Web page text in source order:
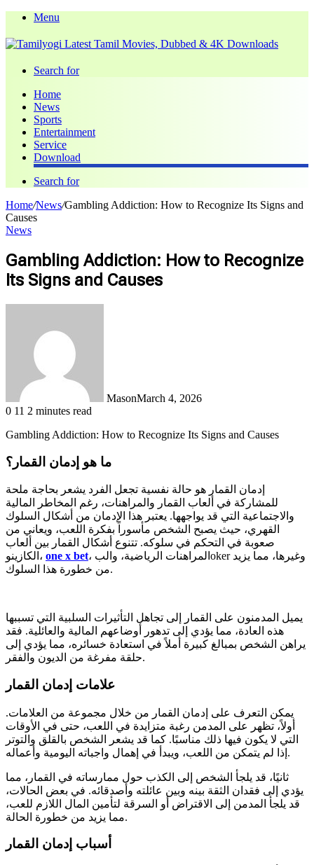
Menu
Search for
Home
News
Sports
Entertainment
Service
Download
Search for
Home/News/Gambling Addiction: How to Recognize Its Signs and
Causes
News
Gambling Addiction: How to Recognize
Its Signs and Causes
MasonMarch 4, 2026
0 11 2 minutes read
Gambling Addiction: How to Recognize Its Signs and Causes
ما هو إدمان القمار؟
إدمان القمار هو حالة نفسية تجعل الفرد يشعر بحاجة ملحة
للمشاركة في ألعاب القمار والمراهنات، رغم المخاطر المالية
والاجتماعية التي قد يواجهها. يعتبر هذا الإدمان من أشكال السلوك
القهري، حيث يصبح الشخص مأسوراً بفكرة اللعب، ويعاني من
صعوبة في التحكم في سلوكه. تتنوع أشكال القمار بين ألعاب
الكازينو، one x bet، المراهنات الرياضية، والبoker وغيرها، مما يزيد
من خطورة هذا السلوك.
يميل المدمنون على القمار إلى تجاهل التأثيرات السلبية التي تسببها
هذه العادة، مما يؤدي إلى تدهور أوضاعهم المالية والعائلية. فقد
يراهن الشخص بمبالغ كبيرة أملاً في استعادة خسائره، مما يؤدي إلى
حلقة مفرغة من الديون والفقر.
علامات إدمان القمار
يمكن التعرف على إدمان القمار من خلال مجموعة من العلامات.
أولاً، تظهر على المدمن رغبة متزايدة في اللعب، حتى في الأوقات
التي لا يكون فيها ذلك مناسبًا. كما قد يشعر الشخص بالقلق والتوتر
إذا لم يتمكن من اللعب، ويبدأ في إهمال واجباته اليومية وأعماله.
ثانيًا، قد يلجأ الشخص إلى الكذب حول ممارساته في القمار، مما
يؤدي إلى فقدان الثقة بينه وبين عائلته وأصدقائه. في بعض الحالات،
قد يلجأ المدمن إلى الاقتراض أو السرقة لتأمين المال اللازم للعب،
مما يزيد من خطورة الحالة.
أسباب إدمان القمار